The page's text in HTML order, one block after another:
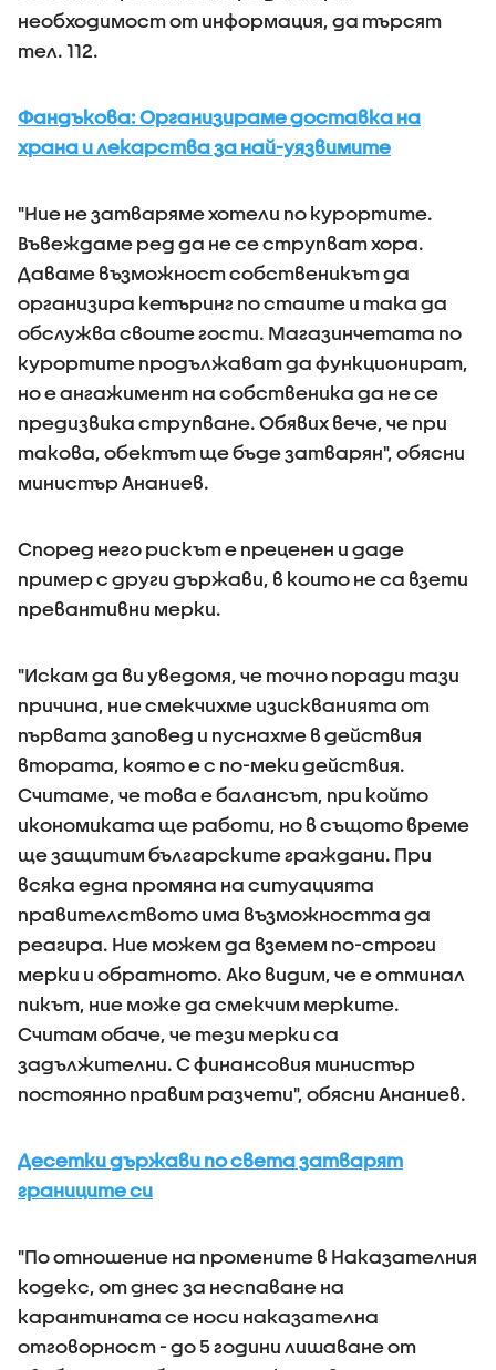
необходимост от информация, да търсят
тел. 112.
Фандъкова: Организираме доставка на
храна и лекарства за най-уязвимите
"Ние не затваряме хотели по курортите.
Въвеждаме ред да не се струпват хора.
Даваме възможност собственикът да
организира кетъринг по стаите и така да
обслужва своите гости. Магазинчетата по
курортите продължават да функционират,
но е ангажимент на собственика да не се
предизвика струпване. Обявих вече, че при
такова, обектът ще бъде затварян", обясни
министър Ананиев.
Според него рискът е преценен и даде
пример с други държави, в които не са взети
превантивни мерки.
"Искам да ви уведомя, че точно поради тази
причина, ние смекчихме изискванията от
първата заповед и пуснахме в действия
втората, която е с по-меки действия.
Считаме, че това е балансът, при който
икономиката ще работи, но в същото време
ще защитим българските граждани. При
всяка една промяна на ситуацията
правителството има възможността да
реагира. Ние можем да вземем по-строги
мерки и обратното. Ако видим, че е отминал
пикът, ние може да смекчим мерките.
Считам обаче, че тези мерки са
задължителни. С финансовия министър
постоянно правим разчети", обясни Ананиев.
Десетки държави по света затварят
границите си
"По отношение на промените в Наказателния
кодекс, от днес за неспаване на
карантината се носи наказателна
отговорност - до 5 години лишаване от